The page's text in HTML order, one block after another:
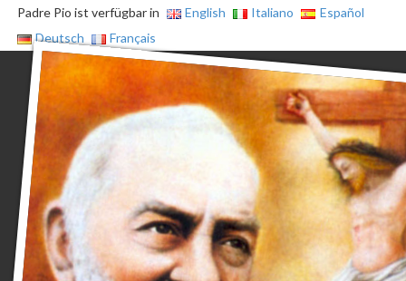
Padre Pio ist verfügbar in English Italiano
Español
Deutsch
Français